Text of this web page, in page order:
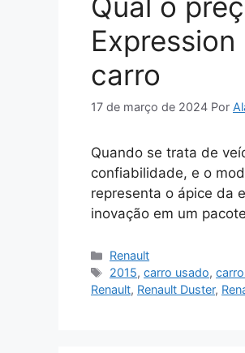
carro
17 de março de 2024 Por
Quando se trata de
confiabilidade, e o
representa o ápice da
inovação em um
Categorias
Renault
Tags
2015,carro usado,
Renault, Renault Duster,